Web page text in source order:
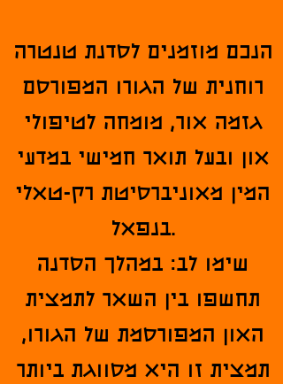
הנכם מוזמנים לסדנת טנטרה
רוחנית של הגורו המפורסם
גזמה אור, מומחה לטיפולי
און ובעל תואר חמישי במדעי
המין מאוניברסיטת רק-טאלי
בנפאל.
שימו לב: במהלך הסדנה
תחשפו בין השאר לתמצית
האון המפורסמת של הגורו,
תמצית זו היא מסווגת ביותר